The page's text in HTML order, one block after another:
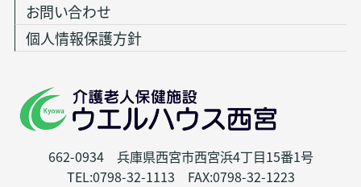
662-0934 兵庫県西宮市西宮浜4丁目15番1号
TEL:0798-32-1113 FAX:0798-32-1223
お問い合わせ
個人情報保護方針